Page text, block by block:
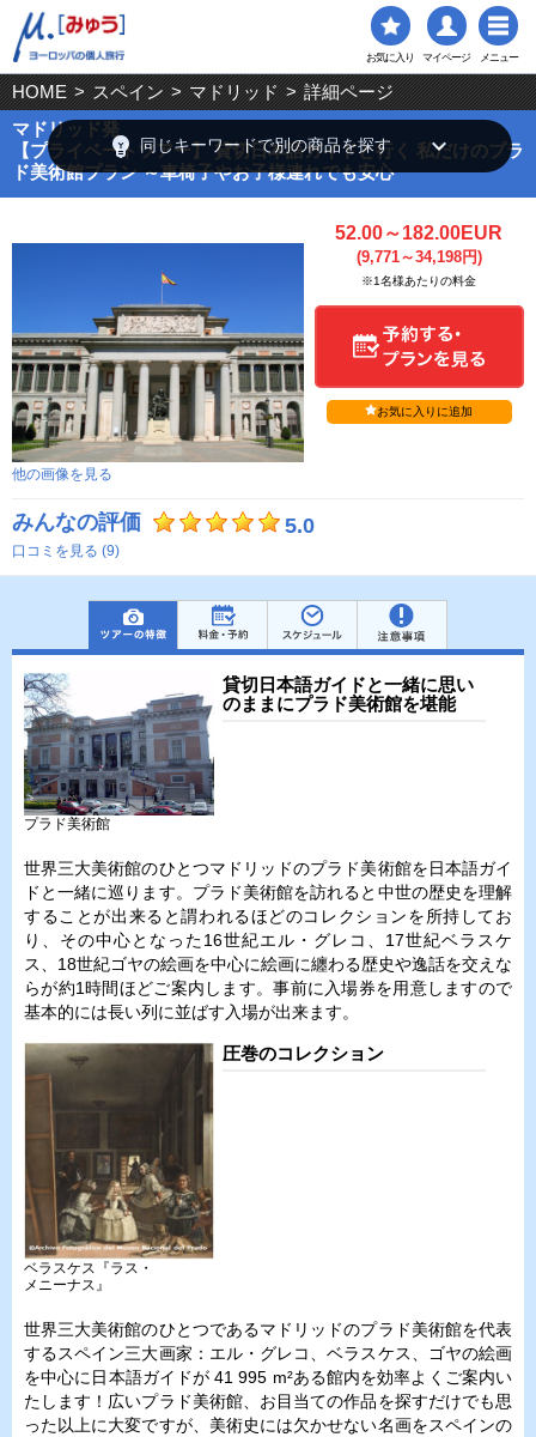
お気に入り マイページ メニュー
HOME > スペイン > マドリッド > 詳細ページ
マドリッド発
【プライベートツアー】 貸切日本語ガイドと行く 私だけのプラ
ド美術館プラン ～車椅子やお子様連れでも安心
他の画像を見る
52.00～182.00EUR
(9,771～34,198円)
※1名様あたりの料金
お気に入りに追加
みんなの評価 5.0
口コミを見る (9)
貸切日本語ガイドと一緒に思い
のままにプラド美術館を堪能
プラド美術館
世界三大美術館のひとつマドリッドのプラド美術館を日本語ガイ
ドと一緒に巡ります。プラド美術館を訪れると中世の歴史を理解
することが出来ると謂われるほどのコレクションを所持してお
り、その中心となった16世紀エル・グレコ、17世紀ベラスケ
ス、18世紀ゴヤの絵画を中心に絵画に纏わる歴史や逸話を交えな
らが約1時間ほどご案内します。事前に入場券を用意しますので
基本的には長い列に並ばす入場が出来ます。
圧巻のコレクション
ベラスケス『ラス・
メニーナス』
世界三大美術館のひとつであるマドリッドのプラド美術館を代表
するスペイン三大画家：エル・グレコ、ベラスケス、ゴヤの絵画
を中心に日本語ガイドが 41 995 m²ある館内を効率よくご案内い
たします！広いプラド美術館、お目当ての作品を探すだけでも思
った以上に大変ですが、美術史には欠かせない名画をスペインの
emoji_objects 同じキーワードで別の商品を探すkeyboard_arrow_down